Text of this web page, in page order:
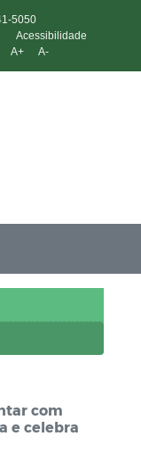
5050
Acessibilidade
A+ A-
com
e celebra